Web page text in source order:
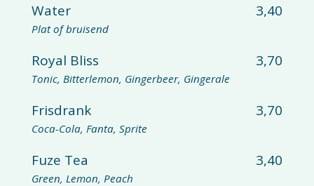
Water 3,40
Plat of bruisend
Royal Bliss 3,70
Tonic, Bitterlemon, Gingerbeer, Gingerale
Frisdrank 3,70
Coca-Cola, Fanta, Sprite
Fuze Tea 3,40
Green, Lemon, Peach